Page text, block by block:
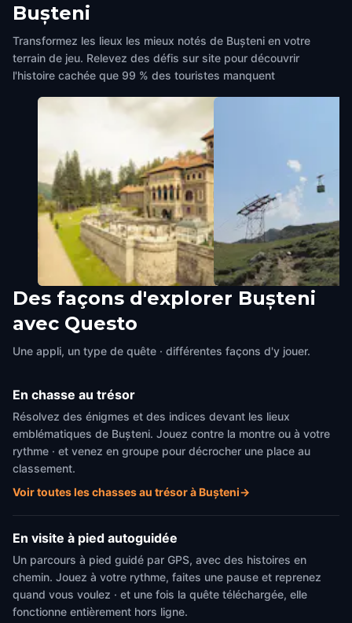
Bușteni
Transformez les lieux les mieux notés de Bușteni en votre
terrain de jeu. Relevez des défis sur site pour découvrir
l'histoire cachée que 99 % des touristes manquent
Zid scari
Bușteni , Romania
Loc joacă Telecabină
Des façons d'explorer Bușteni
avec Questo
Une appli, un type de quête · différentes façons d'y jouer.
En chasse au trésor
Résolvez des énigmes et des indices devant les lieux
emblématiques de Bușteni. Jouez contre la montre ou à votre
rythme · et venez en groupe pour décrocher une place au
classement.
Voir toutes les chasses au trésor à Bușteni→
En visite à pied autoguidée
Un parcours à pied guidé par GPS, avec des histoires en
chemin. Jouez à votre rythme, faites une pause et reprenez
quand vous voulez · et une fois la quête téléchargée, elle
fonctionne entièrement hors ligne.